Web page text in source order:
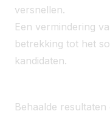
versnellen.
Een vermindering
betrekking tot het
kandidaten.
Behaalde